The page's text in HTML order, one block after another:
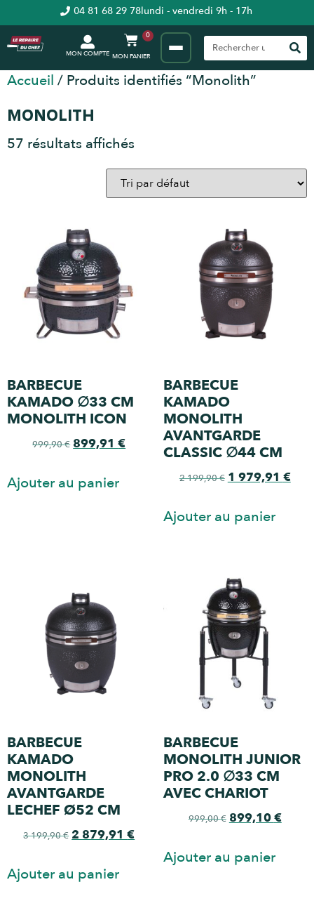
04 81 68 29 78lundi - vendredi 9h - 17h
MON COMPTE
0
Accueil / Produits identifiés “Monolith”
MONOLITH
57 résultats affichés
BARBECUE
KAMADO ∅33 CM
MONOLITH ICON
999,90€ 899,91€
Ajouter au panier
BARBECUE
KAMADO
MONOLITH
AVANTGARDE
CLASSIC ∅44 CM
2 199,90€ 1 979,91 €
Ajouter au panier
BARBECUE
KAMADO
MONOLITH
AVANTGARDE
LECHEF Ø52 CM
3 199,90€ 2 879,91€
Ajouter au panier
BARBECUE
MONOLITH JUNIOR
PRO 2.0 ∅33 CM
AVEC CHARIOT
999,00€ 899,10€
Ajouter au panier